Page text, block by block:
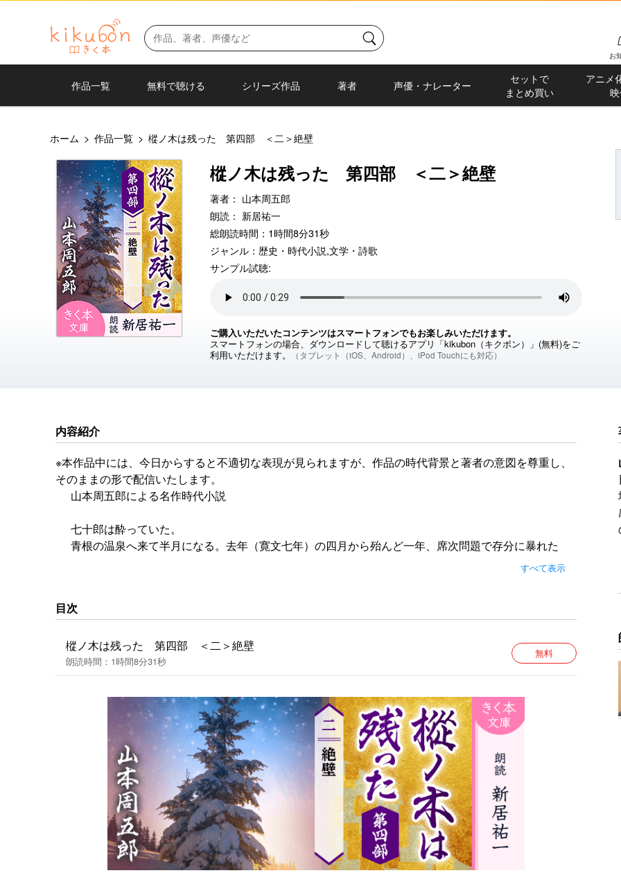
お
作品一覧 無料で聴ける シリーズ作品 著者 声優・ナレーター
セットで
まとめ買い
アニメ
ホーム > 作品一覧 > 樅ノ木は残った 第四部 ＜二＞絶壁
樅ノ木は残った 第四部 ＜二＞絶壁
著者： 山本周五郎
朗読： 新居祐一
総朗読時間：1時間8分31秒
ジャンル： 歴史・時代小説,文学・詩歌
サンプル試聴:
ご購入いただいたコンテンツはスマートフォンでもお楽しみいただけます。
スマートフォンの場合、ダウンロードして聴けるアプリ「kikubon（キクボン）」(無料)をご
利用いただけます。
（タブレット（iOS、Android）、iPod Touchにも対応）
内容紹介
※本作品中には、今日からすると不適切な表現が見られますが、作品の時代背景と著者の意図を尊重し、
そのままの形で配信いたします。
山本周五郎による名作時代小説
七十郎は酔っていた。
青根の温泉へ来て半月になる。去年（寛文七年）の四月から殆んど一年、席次問題で存分に暴れた
が、国老側は態度を明らかにせず、「なお吟味ちゅう」というばかりで、まったく埒があかない。
※本作品中には、今日からすると不適切な表現が見られますが、作品の時代背景と著者の意図を尊
すべて表示
目次
樅ノ木は残った 第四部 ＜二＞絶壁
朗読時間：1時間8分31秒
無料